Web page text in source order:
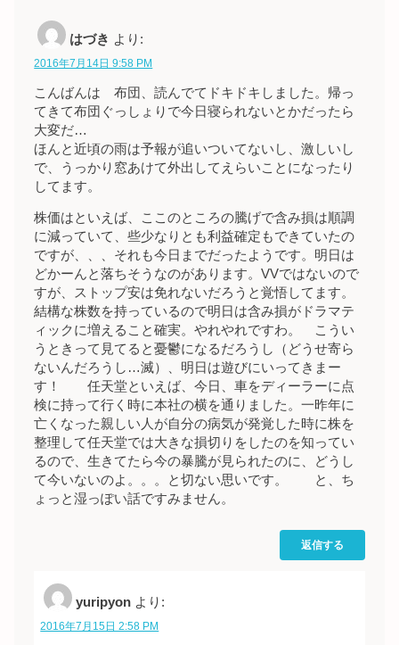
はづき より:
2016年7月14日 9:58 PM
こんばんは 布団、読んでてドキドキしました。帰っ
てきて布団ぐっしょりで今日寝られないとかだったら
大変だ…
ほんと近頃の雨は予報が追いついてないし、激しいし
で、うっかり窓あけて外出してえらいことになったり
してます。
株価はといえば、ここのところの騰げで含み損は順調
に減っていて、些少なりとも利益確定もできていたの
ですが、、、それも今日までだったようです。明日は
どかーんと落ちそうなのがあります。VVではないので
すが、ストップ安は免れないだろうと覚悟してます。
結構な株数を持っているので明日は含み損がドラマテ
ィックに増えること確実。やれやれですわ。 こうい
うときって見てると憂鬱になるだろうし（どうせ寄ら
ないんだろうし…滅）、明日は遊びにいってきまー
す！ 任天堂といえば、今日、車をディーラーに点
検に持って行く時に本社の横を通りました。一昨年に
亡くなった親しい人が自分の病気が発覚した時に株を
整理して任天堂では大きな損切りをしたのを知ってい
るので、生きてたら今の暴騰が見られたのに、どうし
て今いないのよ。。。と切ない思いです。 と、ち
ょっと湿っぽい話ですみません。
返信する
yuripyon より:
2016年7月15日 2:58 PM